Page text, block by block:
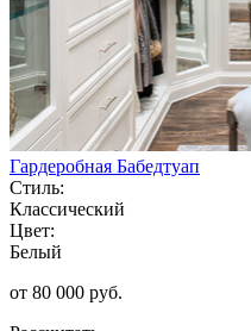
Гардеробная Бабедтуап
Стиль:
Классический
Цвет:
Белый
от 80 000 руб.